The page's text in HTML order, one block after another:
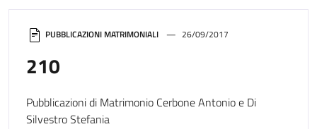
PUBBLICAZIONI MATRIMONIALI 26/09/2017
210
Pubblicazioni di Matrimonio Cerbone Antonio e Di
Silvestro Stefania